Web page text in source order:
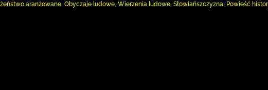
aranżowane, Obyczaje ludowe, Wierzenia ludowe, Słowiańszczyzna, Powieść